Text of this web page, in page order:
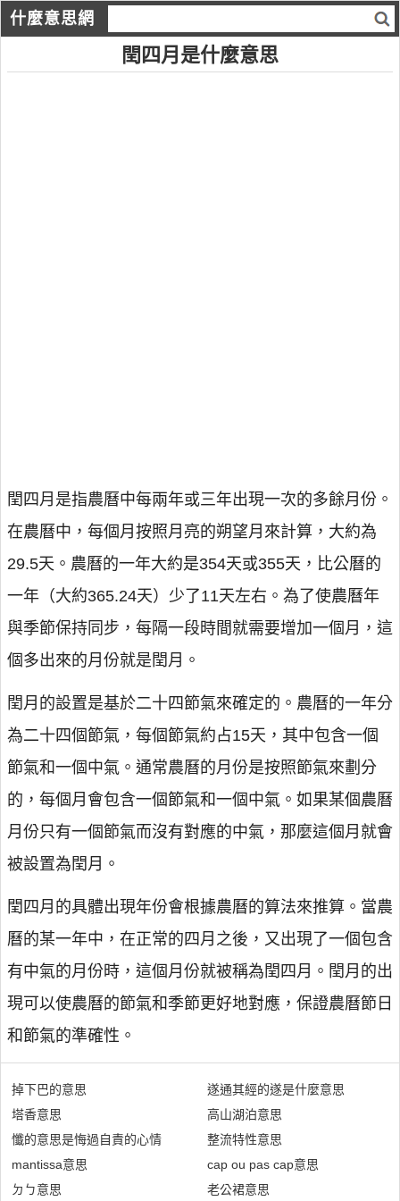
什麼意思網
閏四月是什麼意思
閏四月是指農曆中每兩年或三年出現一次的多餘月份。
在農曆中，每個月按照月亮的朔望月來計算，大約為
29.5天。農曆的一年大約是354天或355天，比公曆的
一年（大約365.24天）少了11天左右。為了使農曆年
與季節保持同步，每隔一段時間就需要增加一個月，這
個多出來的月份就是閏月。
閏月的設置是基於二十四節氣來確定的。農曆的一年分
為二十四個節氣，每個節氣約占15天，其中包含一個
節氣和一個中氣。通常農曆的月份是按照節氣來劃分
的，每個月會包含一個節氣和一個中氣。如果某個農曆
月份只有一個節氣而沒有對應的中氣，那麼這個月就會
被設置為閏月。
閏四月的具體出現年份會根據農曆的算法來推算。當農
曆的某一年中，在正常的四月之後，又出現了一個包含
有中氣的月份時，這個月份就被稱為閏四月。閏月的出
現可以使農曆的節氣和季節更好地對應，保證農曆節日
和節氣的準確性。
掉下巴的意思
塔香意思
懺的意思是悔過自責的心情
mantissa意思
ㄉㄅ意思
遂通其經的遂是什麼意思
高山湖泊意思
整流特性意思
cap ou pas cap意思
老公裙意思